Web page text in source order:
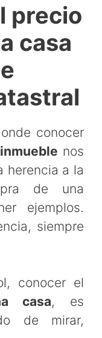
precio
casa
conocer
nos
herencia a la
de una
ejemplos.
siempre
conocer el
casa, es
de mirar,